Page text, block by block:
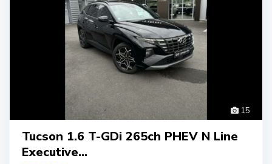
15
Tucson 1.6 T-GDi 265ch PHEV N Line
Executive...